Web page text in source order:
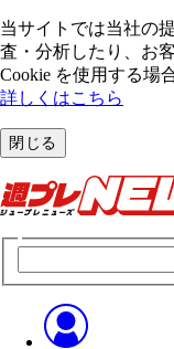
当サイトでは当社の
査・分析したり、お
Cookie を使⽤する場
詳しくはこちら
閉じる